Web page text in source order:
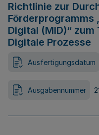
Richtlinie zur
Förderprogramms
Digital (MID)“
Digitale Prozesse
Ausfertigungsdatum
Ausgabennummer